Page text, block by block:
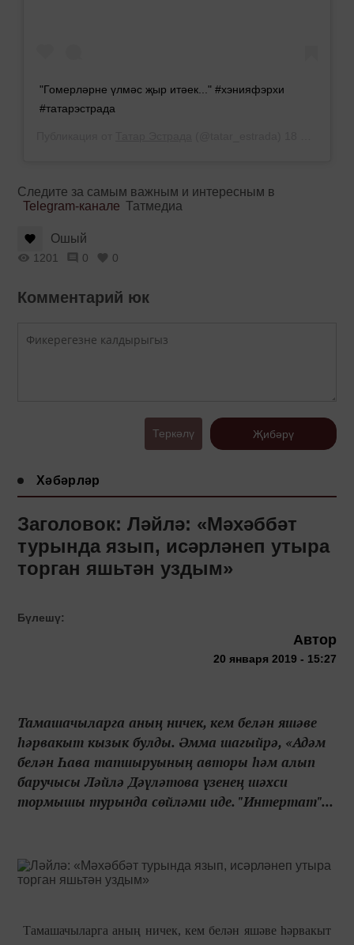
"Гомерләрне үлмәс җыр итәек..." #хэнияфэрхи
#татарэстрада
Следите за самым важным и интересным в
Telegram-канале Татмедиа
Ошый
1201 0 0
Комментарий юк
Теркәлү Җибәрү
Хәбәрләр
Заголовок: Ләйлә: «Мәхәббәт
турында язып, исәрләнеп утыра
торган яшьтән уздым»
Бүлешү:
Автор
20 января 2019 - 15:27
Тамашачыларга аның ничек, кем белән яшәве
һәрвакыт кызык булды. Әмма шагыйрә, «Адәм
белән Һава тапшыруының авторы һәм алып
баручысы Ләйлә Дәүләтова үзенең шәхси
тормышы турында сөйләми иде. "Интертат"...
Тамашачыларга аның ничек, кем белән яшәве һәрвакыт